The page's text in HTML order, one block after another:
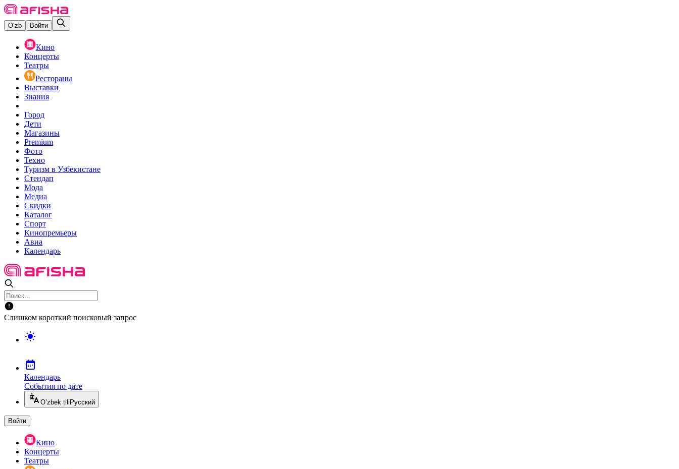
O‘zb Войти
Кино
Концерты
Театры
Рестораны
Выставки
Знания
Город
Дети
Магазины
Premium
Фото
Техно
Туризм в Узбекистане
Стендап
Мода
Медиа
Скидки
Каталог
Спорт
Кинопремьеры
Авиа
Календарь
Слишком короткий поисковый запрос
Календарь
События по дате
O’zbek tili Русский
Войти
Кино
Концерты
Театры